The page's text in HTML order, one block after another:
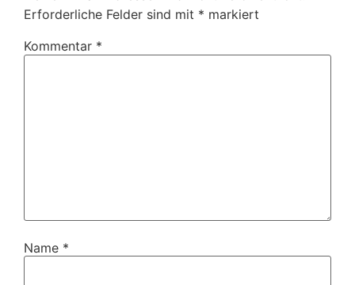
Erforderliche Felder sind mit * markiert
Kommentar *
Name *